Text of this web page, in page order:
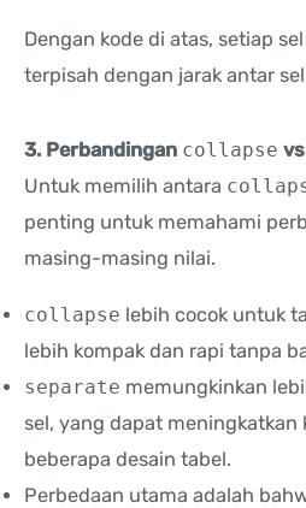
Dengan kode di atas, setiap
terpisah dengan jarak antar
3. Perbandingan collapse vs
Untuk memilih antara
penting untuk memahami
masing-masing nilai.
collapse lebih cocok untuk
lebih kompak dan rapi tanpa
separate memungkinkan
sel, yang dapat meningkatkan
beberapa desain tabel.
Perbedaan utama adalah